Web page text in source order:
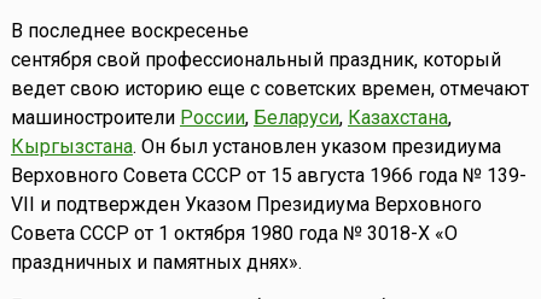
В последнее воскресенье
сентября свой профессиональный праздник, который
ведет свою историю еще с советских времен, отмечают
машиностроители России, Беларуси, Казахстана,
Кыргызстана. Он был установлен указом президиума
Верховного Совета СССР от 15 августа 1966 года № 139-
VII и подтвержден Указом Президиума Верховного
Совета СССР от 1 октября 1980 года № 3018-Х «О
праздничных и памятных днях».